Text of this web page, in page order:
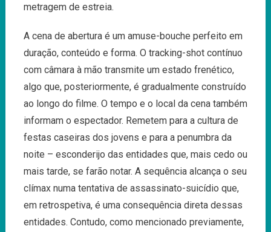
metragem de estreia.
A cena de abertura é um amuse-bouche perfeito em
duração, conteúdo e forma. O tracking-shot contínuo
com câmara à mão transmite um estado frenético,
algo que, posteriormente, é gradualmente construído
ao longo do filme. O tempo e o local da cena também
informam o espectador. Remetem para a cultura de
festas caseiras dos jovens e para a penumbra da
noite – esconderijo das entidades que, mais cedo ou
mais tarde, se farão notar. A sequência alcança o seu
clímax numa tentativa de assassinato-suicídio que,
em retrospetiva, é uma consequência direta dessas
entidades. Contudo, como mencionado previamente,